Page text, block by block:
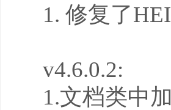
1. 修复了
v4.6.0.2:
1.文档类中